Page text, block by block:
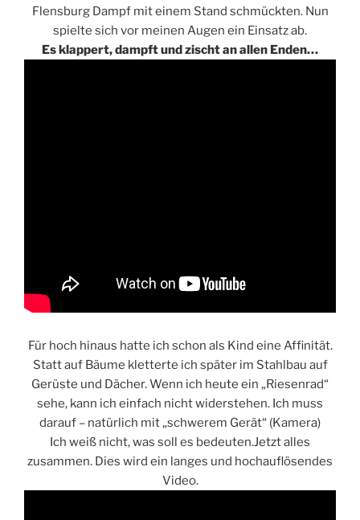
Flensburg Dampf mit einem Stand schmückten. Nun
spielte sich vor meinen Augen ein Einsatz ab.
Es klappert, dampft und zischt an allen Enden…
Für hoch hinaus hatte ich schon als Kind eine Affinität.
Statt auf Bäume kletterte ich später im Stahlbau auf
Gerüste und Dächer. Wenn ich heute ein „Riesenrad“
sehe, kann ich einfach nicht widerstehen. Ich muss
darauf – natürlich mit „schwerem Gerät“ (Kamera)
Ich weiß nicht, was soll es bedeuten.Jetzt alles
zusammen. Dies wird ein langes und hochauflösendes
Video.